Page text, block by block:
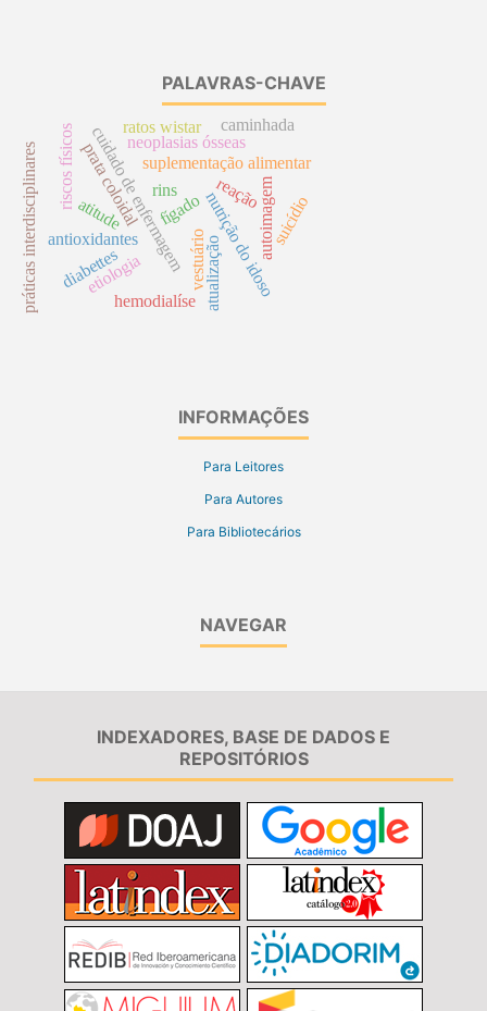
PALAVRAS-CHAVE
cuidado de enfermagem
prata coloidal
etiologia atualização
antioxidantes
suplementação alimentar
nutrição do idoso
riscos físicos
autoimagem
neoplasias ósseas
rins
suicídio
vestuário
práticas interdisciplinares fígado reação
diabettes
hemodialíse
ratos wistar
atitude
caminhada
INFORMAÇÕES
Para Leitores
Para Autores
Para Bibliotecários
NAVEGAR
INDEXADORES, BASE DE DADOS E
REPOSITÓRIOS